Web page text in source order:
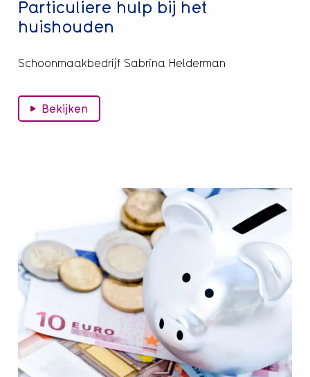
Particuliere hulp bij het
huishouden
Schoonmaakbedrijf Sabrina Helderman
Bekijken